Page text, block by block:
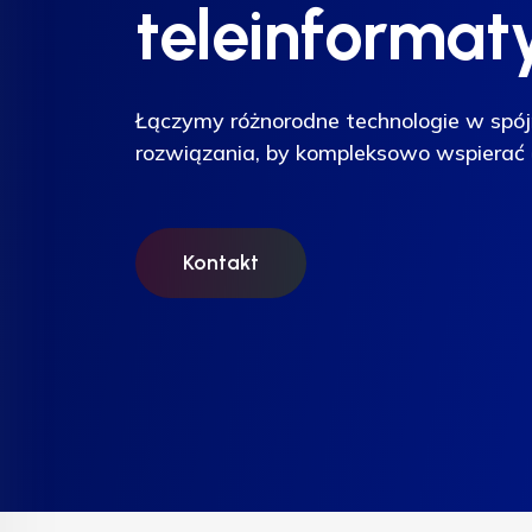
Łączymy różnorodne technologie w
rozwiązania, by kompleksowo
Kontakt
Łączymy różnorodne technologie w
rozwiązania, by kompleksowo
Kontakt
Łączymy różnorodne technologie w
rozwiązania, by kompleksowo
Kontakt